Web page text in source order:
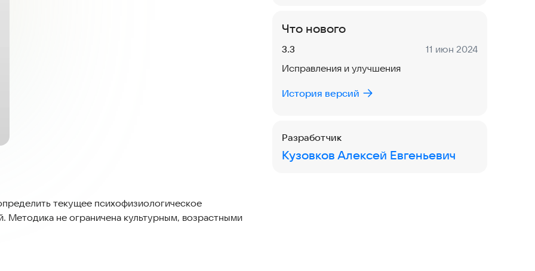
текущее психофизиологическое
Методика не ограничена культурным, возрастными
восприятием цветов и субъективными
Что нового
Версия:
3.3 Дата:
11 июн 2024
Исправления и улучшения
История версий
Разработчик
Кузовков Алексей Евгеньевич